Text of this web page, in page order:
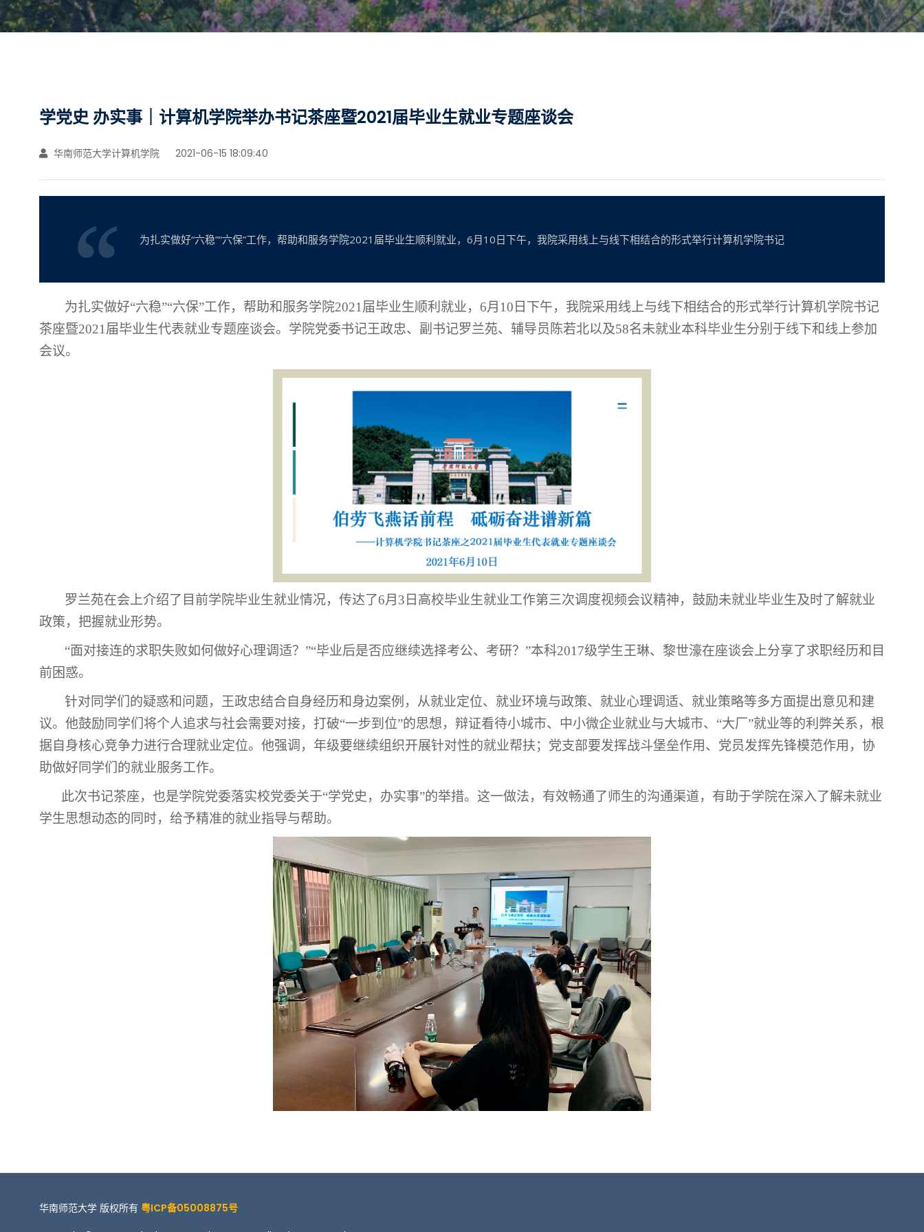
学党史 办实事｜计算机学院举办书记茶座暨2021届毕业生就业专题座谈会
华南师范大学计算机学院 2021-06-15 18:09:40
为扎实做好“六稳”“六保”工作，帮助和服务学院2021届毕业生顺利就业，6月10日下午，我院采用线上与线下相结合的形式举行计算机学院书记
为扎实做好“六稳”“六保”工作，帮助和服务学院2021届毕业生顺利就业，6月10日下午，我院采用线上与线下相结合的形式举行计算机学院书记
茶座暨2021届毕业生代表就业专题座谈会。学院党委书记王政忠、副书记罗兰苑、辅导员陈若北以及58名未就业本科毕业生分别于线下和线上参加
会议。
罗兰苑在会上介绍了目前学院毕业生就业情况，传达了6月3日高校毕业生就业工作第三次调度视频会议精神，鼓励未就业毕业生及时了解就业
政策，把握就业形势。
“面对接连的求职失败如何做好心理调适？”“毕业后是否应继续选择考公、考研？”本科2017级学生王琳、黎世濠在座谈会上分享了求职经历和目
前困惑。
针对同学们的疑惑和问题，王政忠结合自身经历和身边案例，从就业定位、就业环境与政策、就业心理调适、就业策略等多方面提出意见和建
议。他鼓励同学们将个人追求与社会需要对接，打破“一步到位”的思想，辩证看待小城市、中小微企业就业与大城市、“大厂”就业等的利弊关系，根
据自身核心竞争力进行合理就业定位。他强调，年级要继续组织开展针对性的就业帮扶；党支部要发挥战斗堡垒作用、党员发挥先锋模范作用，协
助做好同学们的就业服务工作。
此次书记茶座，也是学院党委落实校党委关于“学党史，办实事”的举措。这一做法，有效畅通了师生的沟通渠道，有助于学院在深入了解未就业
学生思想动态的同时，给予精准的就业指导与帮助。
华南师范大学 版权所有 粤ICP备05008875号